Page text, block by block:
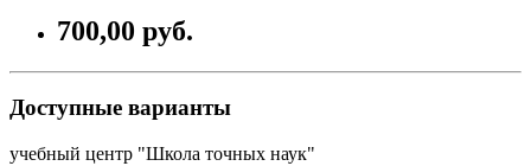
700,00 руб.
Доступные варианты
учебный центр "Школа точных наук"